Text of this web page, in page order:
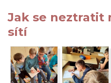
Jak se neztratit
sítí